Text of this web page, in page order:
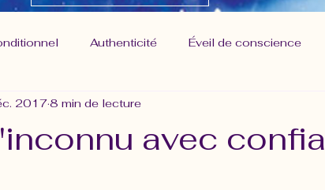
Authenticité Éveil de conscience
Liberté Maitrise des pensées
avec
20178 min de lecture